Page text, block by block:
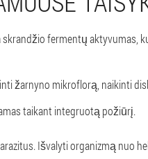
fermentų aktyvumas,
žarnyno mikroflorą, naikinti
taikant integruotą požiūrį.
Išvalyti organizmą nuo